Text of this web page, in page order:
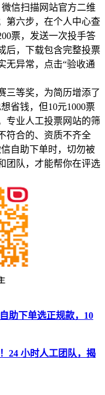
信扫描网站官方二维
第六步，在个人中心查
票，发送一次投手答
后，下载包含完整投票
无异常，点击“验收通
三等奖，为简历增添了
省钱，但10元1000票
专业人工投票网站的筛
符合的、资质不齐全
自助下单时，切勿被
团队，才能帮你在评选
助下单选正规款，10
24 小时人工团队，揭